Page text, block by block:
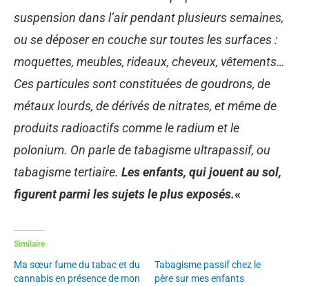
suspension dans l’air pendant plusieurs semaines,
ou se déposer en couche sur toutes les surfaces :
moquettes, meubles, rideaux, cheveux, vêtements…
Ces particules sont constituées de goudrons, de
métaux lourds, de dérivés de nitrates, et même de
produits radioactifs comme le radium et le
polonium. On parle de tabagisme ultrapassif, ou
tabagisme tertiaire. Les enfants, qui jouent au sol,
figurent parmi les sujets le plus exposés.«
Similaire
Ma sœur fume du tabac et du
cannabis en présence de mon
Tabagisme passif chez le
père sur mes enfants